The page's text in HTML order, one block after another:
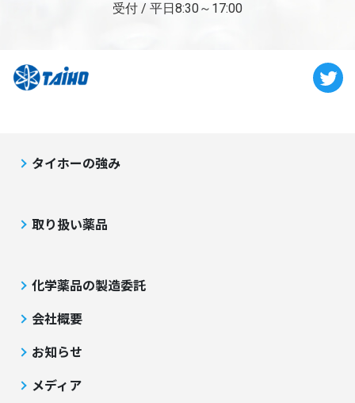
受付 / 平日8:30～17:00
タイホーの強み
取り扱い薬品
化学薬品の製造委託
会社概要
お知らせ
メディア